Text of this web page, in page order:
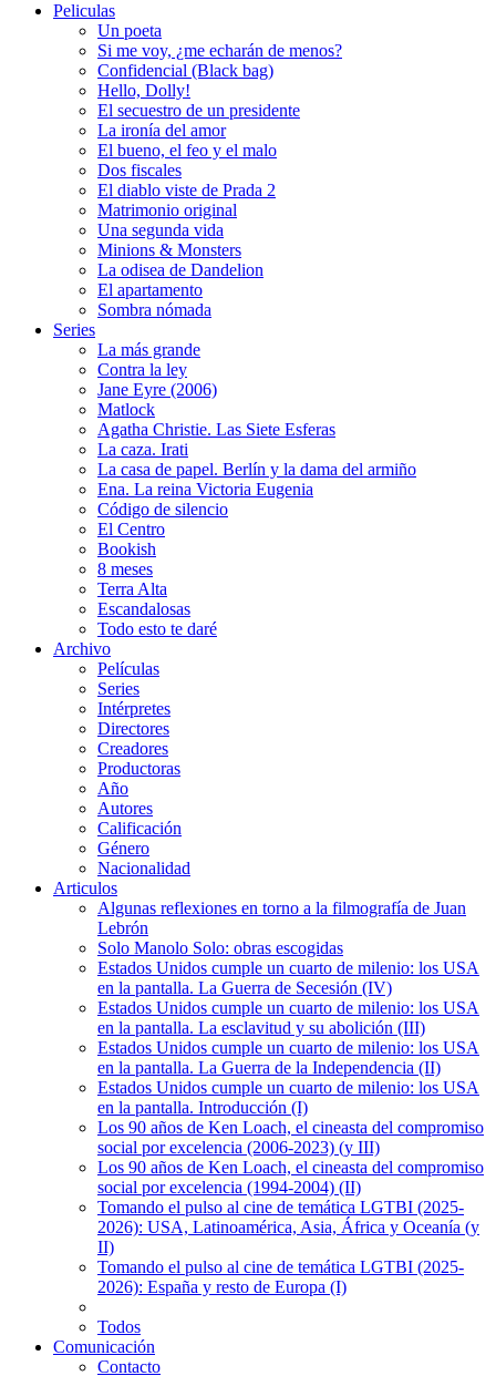
Peliculas
Un poeta
Si me voy, ¿me echarán de menos?
Confidencial (Black bag)
Hello, Dolly!
El secuestro de un presidente
La ironía del amor
El bueno, el feo y el malo
Dos fiscales
El diablo viste de Prada 2
Matrimonio original
Una segunda vida
Minions & Monsters
La odisea de Dandelion
El apartamento
Sombra nómada
Series
La más grande
Contra la ley
Jane Eyre (2006)
Matlock
Agatha Christie. Las Siete Esferas
La caza. Irati
La casa de papel. Berlín y la dama del armiño
Ena. La reina Victoria Eugenia
Código de silencio
El Centro
Bookish
8 meses
Terra Alta
Escandalosas
Todo esto te daré
Archivo
Películas
Series
Intérpretes
Directores
Creadores
Productoras
Año
Autores
Calificación
Género
Nacionalidad
Articulos
Algunas reflexiones en torno a la filmografía de Juan
Lebrón
Solo Manolo Solo: obras escogidas
Estados Unidos cumple un cuarto de milenio: los USA
en la pantalla. La Guerra de Secesión (IV)
Estados Unidos cumple un cuarto de milenio: los USA
en la pantalla. La esclavitud y su abolición (III)
Estados Unidos cumple un cuarto de milenio: los USA
en la pantalla. La Guerra de la Independencia (II)
Estados Unidos cumple un cuarto de milenio: los USA
en la pantalla. Introducción (I)
Los 90 años de Ken Loach, el cineasta del compromiso
social por excelencia (2006-2023) (y III)
Los 90 años de Ken Loach, el cineasta del compromiso
social por excelencia (1994-2004) (II)
Tomando el pulso al cine de temática LGTBI (2025-
2026): USA, Latinoamérica, Asia, África y Oceanía (y
II)
Tomando el pulso al cine de temática LGTBI (2025-
2026): España y resto de Europa (I)
Todos
Comunicación
Contacto